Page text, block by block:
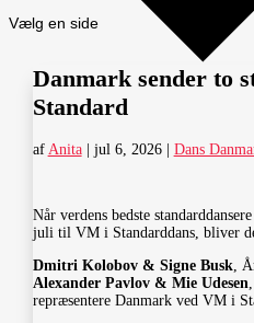
Vælg en side
Danmark sender to
Standard
af Anita| jul 6, 2026| Dans
Når verdens bedste
juli til VM i Standarddans, bliver
Dmitri Kolobov & Signe Busk,
Alexander Pavlov & Mie Udesen
repræsentere Danmark ved VM i